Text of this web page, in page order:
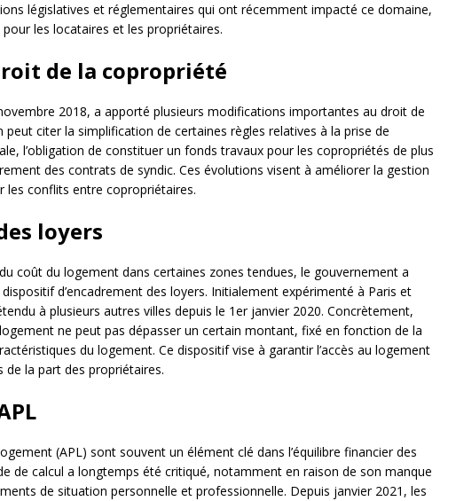
législatives et réglementaires qui ont récemment impacté ce domaine,
les locataires et les propriétaires.
de la copropriété
2018, a apporté plusieurs modifications importantes au droit de
citer la simplification de certaines règles relatives à la prise de
l’obligation de constituer un fonds travaux pour les copropriétés de plus
des contrats de syndic. Ces évolutions visent à améliorer la gestion
les conflits entre copropriétaires.
loyers
coût du logement dans certaines zones tendues, le gouvernement a
d’encadrement des loyers. Initialement expérimenté à Paris et
à plusieurs autres villes depuis le 1er janvier 2020. Concrètement,
ne peut pas dépasser un certain montant, fixé en fonction de la
du logement. Ce dispositif vise à garantir l’accès au logement
la part des propriétaires.
(APL) sont souvent un élément clé dans l’équilibre financier des
de calcul a longtemps été critiqué, notamment en raison de son manque
de situation personnelle et professionnelle. Depuis janvier 2021, les